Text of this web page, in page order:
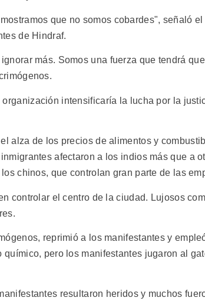
que no somos cobardes", señaló
de Hindraf.
más. Somos una fuerza que tendrá
intensificaría la lucha por la
alza de los precios de alimentos y
afectaron a los indios más que a
chinos, que controlan gran parte de las
controlar el centro de la ciudad. Lujosos
reprimió a los manifestantes y
químico, pero los manifestantes jugaron al
resultaron heridos y muchos